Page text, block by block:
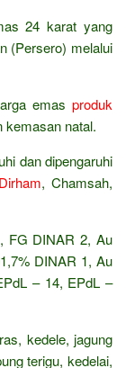
24 karat yang
(Persero) melalui
emas produk
kemasan natal.
dan dipengaruhi
Dirham, Chamsah,
DINAR 2, Au
DINAR 1, Au
– 14, EPdL –
kedele, jagung
terigu, kedelai,